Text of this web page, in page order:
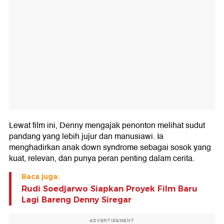
Lewat film ini, Denny mengajak penonton melihat sudut
pandang yang lebih jujur dan manusiawi. Ia
menghadirkan anak down syndrome sebagai sosok yang
kuat, relevan, dan punya peran penting dalam cerita.
Baca juga:
Rudi Soedjarwo Siapkan Proyek Film Baru
Lagi Bareng Denny Siregar
ADVERTISEMENT